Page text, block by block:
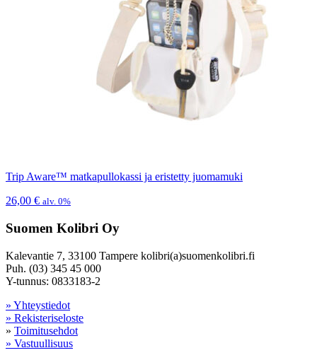
Trip Aware™ matkapullokassi ja eristetty juomamuki
26,00 € alv. 0%
Suomen Kolibri Oy
Kalevantie 7, 33100 Tampere kolibri(a)suomenkolibri.fi
Puh. (03) 345 45 000
Y-tunnus: 0833183-2
» Yhteystiedot
» Rekisteriseloste
» Toimitusehdot
» Vastuullisuus